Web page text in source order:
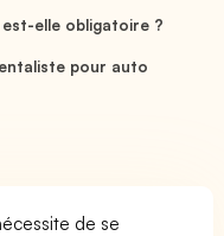
elle obligatoire ?
pour auto
de se